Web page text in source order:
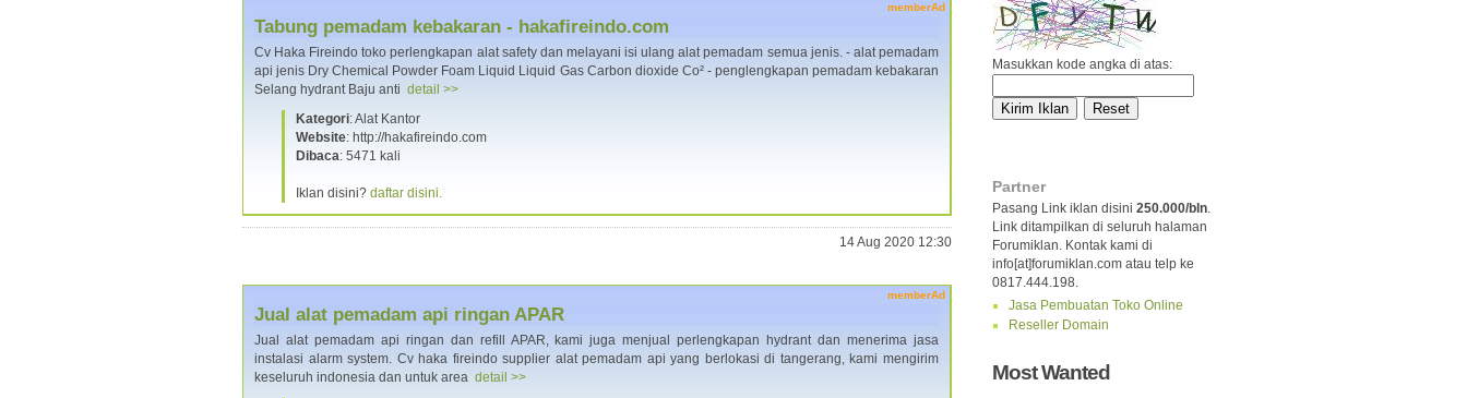
Masukkan kode angka di atas:
Partner
Pasang Link iklan disini 250.000/bln.
Link ditampilkan di seluruh halaman
Forumiklan. Kontak kami di
info[at]forumiklan.com atau telp ke
0817.444.198.
Jasa Pembuatan Toko Online
Reseller Domain
Most Wanted
memberAd
Tabung pemadam kebakaran - hakafireindo.com
Cv Haka Fireindo toko perlengkapan alat safety dan melayani isi ulang alat pemadam semua jenis. - alat pemadam
api jenis Dry Chemical Powder Foam Liquid Liquid Gas Carbon dioxide Co² - penglengkapan pemadam kebakaran
Selang hydrant Baju anti detail >>
Kategori: Alat Kantor
Website: http://hakafireindo.com
Dibaca: 5471 kali
Iklan disini? daftar disini.
14 Aug 2020 12:30
memberAd
Jual alat pemadam api ringan APAR
Jual alat pemadam api ringan dan refill APAR, kami juga menjual perlengkapan hydrant dan menerima jasa
instalasi alarm system. Cv haka fireindo supplier alat pemadam api yang berlokasi di tangerang, kami mengirim
keseluruh indonesia dan untuk area detail >>